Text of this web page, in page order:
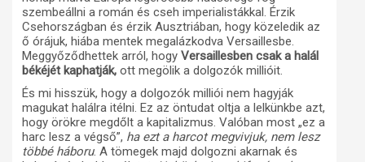
szembeállni a román és cseh imperialistákkal. Érzik
Csehországban és érzik Ausztriában, hogy közeledik az
ő órájuk, hiába mentek megalázkodva Versaillesbe.
Meggyőződhettek arról, hogy Versaillesben csak a halál
békéjét kaphatják, ott megölik a dolgozók millióit.
És mi hisszük, hogy a dolgozók milliói nem hagyják
magukat halálra itélni. Ez az öntudat oltja a lelkünkbe azt,
hogy örökre megdőlt a kapitalizmus. Valóban most „ez a
harc lesz a végső”, ha ezt a harcot megvivjuk, nem lesz
többé háboru. A tömegek majd dolgozni akarnak és